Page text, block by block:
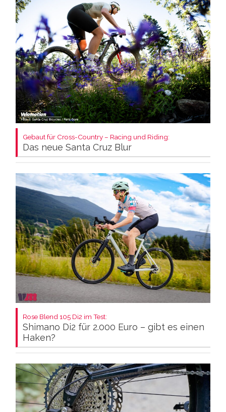
Gebaut für Cross-Country – Racing und Riding:
Das neue Santa Cruz Blur
Rose Blend 105 Di2 im Test:
Shimano Di2 für 2.000 Euro – gibt es einen
Haken?